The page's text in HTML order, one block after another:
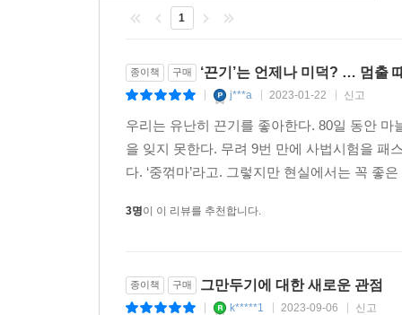
1
종이책 구매 ‘끈기’는 언제나 미덕? … 멈출
j***a 2023-01-22 신고
우리는 유난히 끈기를 좋아한다. 80일 동안 마
을 잊지 못한다. 무려 9번 만에 사법시험을 패
다. ‘중꺾마’라고. 그렇지만 현실에서는 꼭 좋
3명이 이 리뷰를 추천합니다.
종이책 구매 그만두기에 대한 새로운 관점
k*****1 2023-09-06 신고